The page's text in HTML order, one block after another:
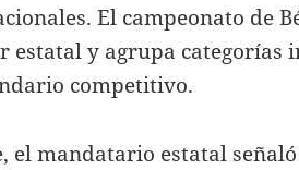
El campeonato de
estatal y agrupa categorías
competitivo.
el mandatario estatal